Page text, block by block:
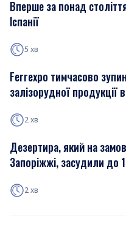
Вперше за понад
Іспанії
5 хв
Ferrexpo тимчасово
залізорудної продукції
2 хв
Дезертира, який на
Запоріжжі, засудили до
2 хв